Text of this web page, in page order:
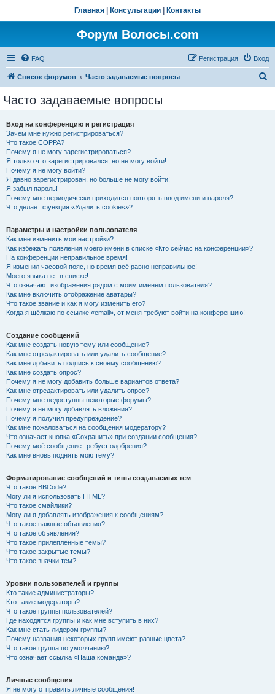
Главная Консультации Контакты
Форум Волосы.com
FAQ Вход
Регистрация
Список форумов Часто задаваемые вопросы
Часто задаваемые вопросы
Вход на конференцию и регистрация
Зачем мне нужно регистрироваться?
Что такое COPPA?
Почему я не могу зарегистрироваться?
Я только что зарегистрировался, но не могу войти!
Почему я не могу войти?
Я давно зарегистрирован, но больше не могу войти!
Я забыл пароль!
Почему мне периодически приходится повторять ввод имени и пароля?
Что делает функция «Удалить cookies»?
Параметры и настройки пользователя
Как мне изменить мои настройки?
Как избежать появления моего имени в списке «Кто сейчас на конференции»?
На конференции неправильное время!
Я изменил часовой пояс, но время всё равно неправильное!
Моего языка нет в списке!
Что означают изображения рядом с моим именем пользователя?
Как мне включить отображение аватары?
Что такое звание и как я могу изменить его?
Когда я щёлкаю по ссылке «email», от меня требуют войти на конференцию!
Создание сообщений
Как мне создать новую тему или сообщение?
Как мне отредактировать или удалить сообщение?
Как мне добавить подпись к своему сообщению?
Как мне создать опрос?
Почему я не могу добавить больше вариантов ответа?
Как мне отредактировать или удалить опрос?
Почему мне недоступны некоторые форумы?
Почему я не могу добавлять вложения?
Почему я получил предупреждение?
Как мне пожаловаться на сообщения модератору?
Что означает кнопка «Сохранить» при создании сообщения?
Почему моё сообщение требует одобрения?
Как мне вновь поднять мою тему?
Форматирование сообщений и типы создаваемых тем
Что такое BBCode?
Могу ли я использовать HTML?
Что такое смайлики?
Могу ли я добавлять изображения к сообщениям?
Что такое важные объявления?
Что такое объявления?
Что такое прилепленные темы?
Что такое закрытые темы?
Что такое значки тем?
Уровни пользователей и группы
Кто такие администраторы?
Кто такие модераторы?
Что такое группы пользователей?
Где находятся группы и как мне вступить в них?
Как мне стать лидером группы?
Почему названия некоторых групп имеют разные цвета?
Что такое группа по умолчанию?
Что означает ссылка «Наша команда»?
Личные сообщения
Я не могу отправить личные сообщения!